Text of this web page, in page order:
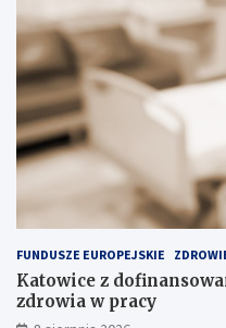
t
a
n
c
j
i
n
a
s
k
d
o
w
i
o
ś
c
i
w
P
o
l
s
c
FUNDUSZE EUROPEJSKIE
Katowice z
zdrowia w pracy